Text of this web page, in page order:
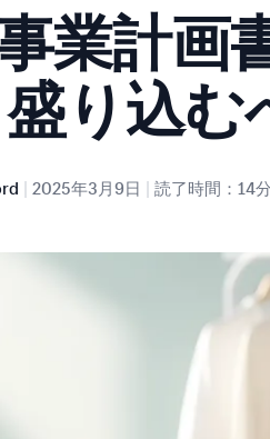
業計画
り込む
| 2025年3月9日 | 読了時間：14分